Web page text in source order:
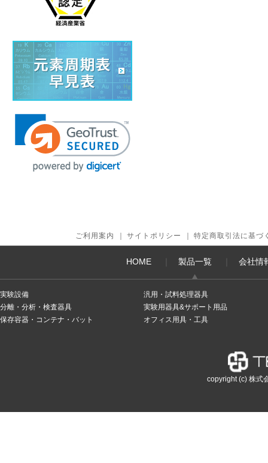
ご利用案内 サイトポリシー 特定商取引法に基づ
HOME 製品一覧 会社情
実験設備
汎用・試料処理器具
分離・分析・検査器具
実験用器具&サポート用品
保存容器・コンテナ・バット
オフィス用具・工具
copyright (c) 株式